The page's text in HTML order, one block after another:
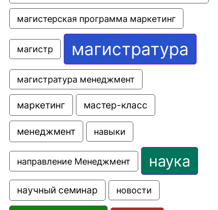
магистерская программа маркетинг
магистр магистратура
магистратура менеджмент
маркетинг мастер-класс
менеджмент навыки
направление Менеджмент наука
научный семинар новости